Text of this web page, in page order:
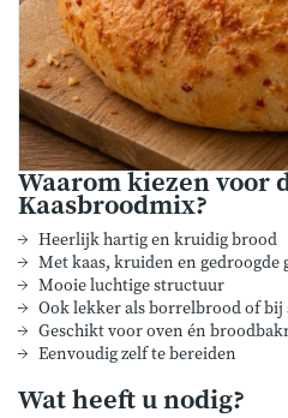
Waarom kiezen voor
Kaasbroodmix?
Heerlijk hartig en kruidig brood
Met kaas, kruiden en gedroogde
Mooie luchtige structuur
Ook lekker als borrelbrood of bij
Geschikt voor oven én
Eenvoudig zelf te bereiden
Wat heeft u nodig?